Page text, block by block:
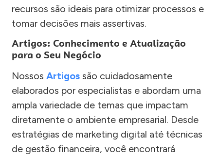
recursos são ideais para otimizar processos e
tomar decisões mais assertivas.
Artigos: Conhecimento e Atualização
para o Seu Negócio
Nossos Artigos são cuidadosamente
elaborados por especialistas e abordam uma
ampla variedade de temas que impactam
diretamente o ambiente empresarial. Desde
estratégias de marketing digital até técnicas
de gestão financeira, você encontrará